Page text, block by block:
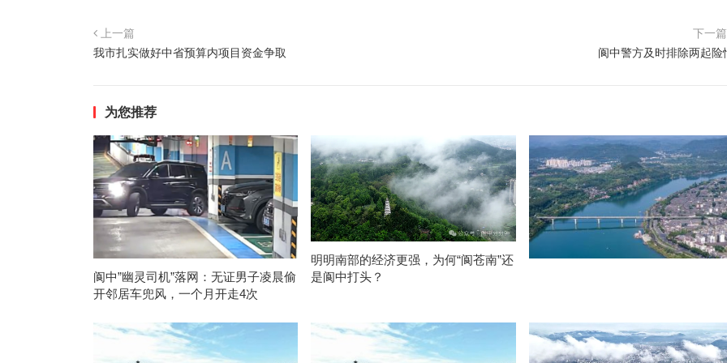
上一篇
我市扎实做好中省预算内项目资金争取
下一
阆中警方及时排除两起险
为您推荐
阆中”幽灵司机”落网：无证男子凌晨偷
开邻居车兜风，一个月开走4次
明明南部的经济更强，为何“阆苍南”还
是阆中打头？